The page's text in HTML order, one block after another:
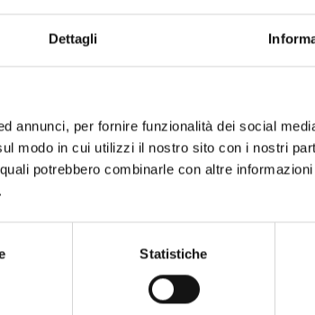
Dettagli
annunci, per fornire funzionalità dei social
modo in cui utilizzi il nostro sito con i nostri
potrebbero combinarle con altre
Statistiche